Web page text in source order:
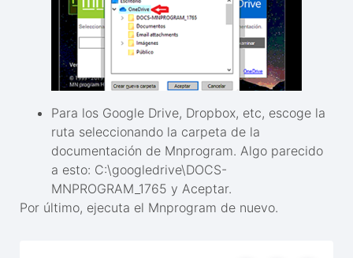
Para los Google Drive, Dropbox, etc, escoge la
ruta seleccionando la carpeta de la
documentación de Mnprogram. Algo parecido
a esto: C:\googledrive\DOCS-
MNPROGRAM_1765 y Aceptar.
Por último, ejecuta el Mnprogram de nuevo.